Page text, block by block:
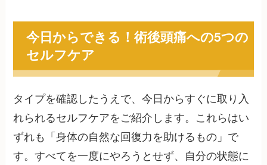
今日からできる！術後頭痛への5つの
セルフケア
タイプを確認したうえで、今日からすぐに取り入
れられるセルフケアをご紹介します。これらはい
ずれも「身体の自然な回復力を助けるもの」で
す。すべてを一度にやろうとせず、自分の状態に